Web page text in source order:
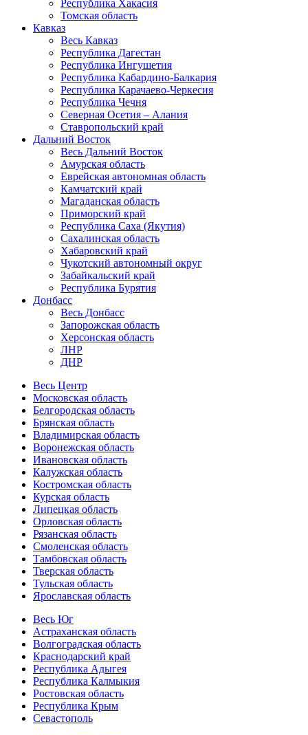
Республика Хакасия
Томская область
Кавказ
Весь Кавказ
Республика Дагестан
Республика Ингушетия
Республика Кабардино-Балкария
Республика Карачаево-Черкесия
Республика Чечня
Северная Осетия – Алания
Ставропольский край
Дальний Восток
Весь Дальний Восток
Амурская область
Еврейская автономная область
Камчатский край
Магаданская область
Приморский край
Республика Саха (Якутия)
Сахалинская область
Хабаровский край
Чукотский автономный округ
Забайкальский край
Республика Бурятия
Донбасс
Весь Донбасс
Запорожская область
Херсонская область
ЛНР
ДНР
Весь Центр
Московская область
Белгородская область
Брянская область
Владимирская область
Воронежская область
Ивановская область
Калужская область
Костромская область
Курская область
Липецкая область
Орловская область
Рязанская область
Смоленская область
Тамбовская область
Тверская область
Тульская область
Ярославская область
Весь Юг
Астраханская область
Волгоградская область
Краснодарский край
Республика Адыгея
Республика Калмыкия
Ростовская область
Республика Крым
Севастополь